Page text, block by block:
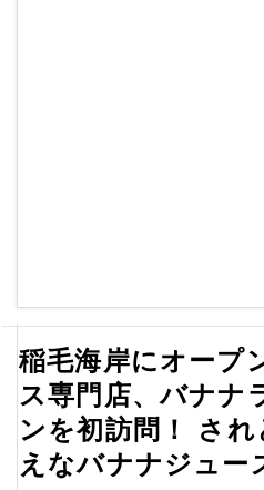
稲毛海岸にオープ
ス専門店、バナナ
ンを初訪問！ さ
えなバナナジュー